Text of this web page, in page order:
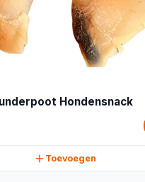
Hondensnack
Toevoegen